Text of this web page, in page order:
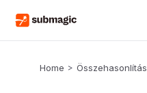
Home > Összehasonlítás